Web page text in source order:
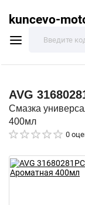
kuncevo-
AVG
Смазка
400мл
0